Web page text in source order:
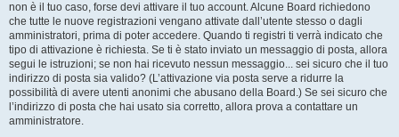
non è il tuo caso, forse devi attivare il tuo account. Alcune Board richiedono
che tutte le nuove registrazioni vengano attivate dall’utente stesso o dagli
amministratori, prima di poter accedere. Quando ti registri ti verrà indicato che
tipo di attivazione è richiesta. Se ti è stato inviato un messaggio di posta, allora
segui le istruzioni; se non hai ricevuto nessun messaggio... sei sicuro che il tuo
indirizzo di posta sia valido? (L’attivazione via posta serve a ridurre la
possibilità di avere utenti anonimi che abusano della Board.) Se sei sicuro che
l’indirizzo di posta che hai usato sia corretto, allora prova a contattare un
amministratore.